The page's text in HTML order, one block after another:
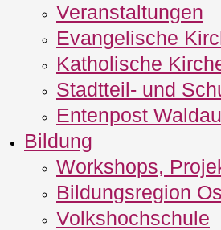
Veranstaltungen
Evangelische
Katholische
Stadtteil- und
Entenpost Waldau
Bildung
Workshops,
Bildungsregion
Volkshochschule